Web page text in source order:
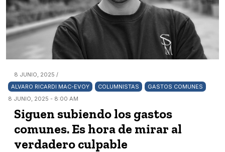
8 JUNIO, 2025 /
ALVARO RICARDI MAC-EVOY
COLUMNISTAS
GASTOS COMUNES
8 JUNIO, 2025 - 8:00 AM
Siguen subiendo los gastos
comunes. Es hora de mirar al
verdadero culpable